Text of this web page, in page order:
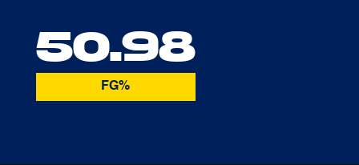
50.98
FG%